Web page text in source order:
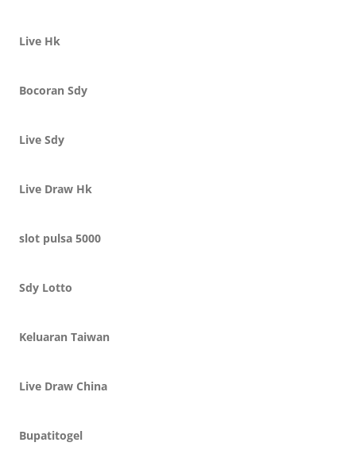
Live Hk
Bocoran Sdy
Live Sdy
Live Draw Hk
slot pulsa 5000
Sdy Lotto
Keluaran Taiwan
Live Draw China
Bupatitogel